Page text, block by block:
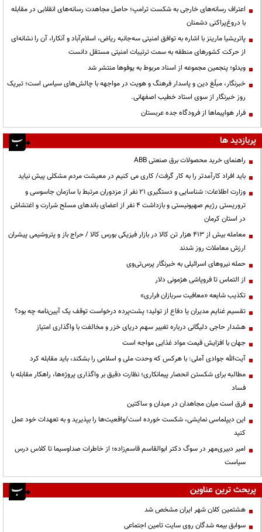
اعتراف رسانه‌های خارجی به شکست ترامپ؛ حاصل مجاهدت رسانه‌های انقلابی در مقابله
با دروغ‌پراکنی دشمنان
پاتریشیا مارینز با اشاره به توافق امنیتی سه‌جانبه ریاض، اسلام‌آباد و آنکارا، آن را نشانه‌ای
از حرکت کشورهای منطقه به سمت ترتیبات امنیتی مستقل دانست
ویدئو؛ پنجمین مجموعه از اسناد مربوط به یوفوها منتشر شد
خبرنگار، مبلّغ دین و پاسدار فرهنگ و هویت در مواجهه با چالش‌های سیاسی است؛ تبریک
روز خبرنگار از سوی استاد خطیب اصفهانی.
فرار هواپیماها از فرودگاه جده عربستان
پربازدید ها
راهنمای خرید محصولات برق صنعتی ABB
باید افراد کارآمدتر را به کار گرفت/ کاری می کنیم در معیشت مردم مشکلی پیش نیاید
وزارت اطلاعات: شناسایی و دستگیری ۲۱ نفر از مزدوران مرتبط با سازمان جاسوسی و
تروریستی رژیم صهیونیستی و بازداشت ۴ نفر از اعضای باندهای مسلح شرارت و اغتشاش
در استان کرمان
معامله بیش از ۴۱۳ هزار تن کالا در بازار فیزیکی بورس کالا / حراج باز و پتروشیمی پیشران
ارزش معاملات روز شدند
حمله نیروهای اسرائیلی به خبرنگار پرس‌تی‌وی
از التماس تا فروپاشی هژمونی دلار
تکذیب شایعه «معافیت سربازان فراری»
تقسیم غنایم مدیران یا دفاع از تولید؛ پشت‌پرده درخواست توقف یک آیین‌نامه چه بود؟
هشدار حاجی دلیگانی درباره تغییر سهم دریای خزر و مخالفت با واگذاری امتیاز
جهان با افزایش قیمت مواد غذایی مواجه است
آیت‌الله جوادی آملی: با هرکس که وحدت ملی و اسلامی را بشکند، باید مقابله کرد
مطالبه برای شکستن انحصار پیمانکاری؛ نظارت دقیق بر واگذاری پروژه‌ها، راهکار مقابله با
فساد
فرق است میان مجاهدان در میدان و ساکتین
این دیپلماسی نمایشی، شکست خورده است/واقعیت‌ها را بپذیرید و به تعهدات خود عمل
کنید
امیر دبیری‌مهر در سوگ دکتر ابوالقاسم قاسم‌زاده؛ از خاطرات صداوسیما تا کلاس درس
سیاست
پربحث ترین عناوین
هشتمین کلان شهر ایران مشخص شد
سوابق بیمه شدگان روی سایت تامین اجتماعی